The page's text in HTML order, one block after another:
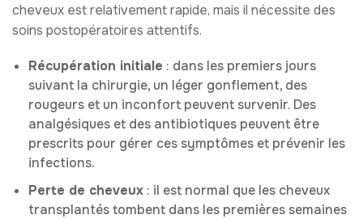
cheveux est relativement rapide, mais il nécessite des
soins postopératoires attentifs.
Récupération initiale : dans les premiers jours
suivant la chirurgie, un léger gonflement, des
rougeurs et un inconfort peuvent survenir. Des
analgésiques et des antibiotiques peuvent être
prescrits pour gérer ces symptômes et prévenir les
infections.
Perte de cheveux : il est normal que les cheveux
transplantés tombent dans les premières semaines